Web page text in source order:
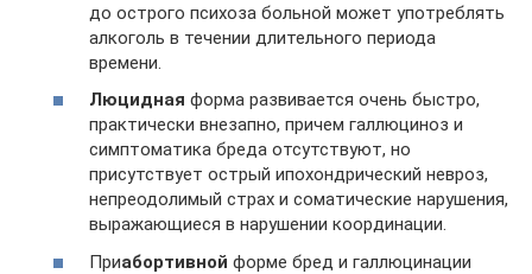
до острого психоза больной может употреблять
алкоголь в течении длительного периода
времени.
Люцидная форма развивается очень быстро,
практически внезапно, причем галлюциноз и
симптоматика бреда отсутствуют, но
присутствует острый ипохондрический невроз,
непреодолимый страх и соматические нарушения,
выражающиеся в нарушении координации.
Приабортивной форме бред и галлюцинации